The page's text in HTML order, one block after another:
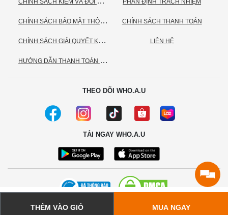
THÊM VÀO GIỎ MUA NGAY
C
HÍNH SÁCH BẢO MẬT THÔNG TIN CÁ NHÂN
C
HÍNH SÁCH GIẢI QUYẾT KHIẾU NẠI
H
ƯỚNG DẪN THANH TOÁN VNPAY
PHÂN ĐỊNH TRÁCH NHIỆM
CHÍNH SÁCH THANH TOÁN
LIÊN HỆ
THEO DÕI WHO.A.U
TẢI NGAY WHO.A.U
© 2020 - Bản quyền thuộc về Công ty TNHH TC Commerce